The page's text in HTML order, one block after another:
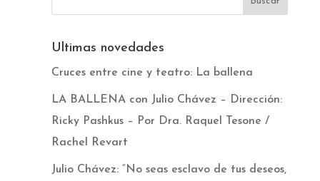
Ultimas novedades
Cruces entre cine y teatro: La ballena
LA BALLENA con Julio Chávez – Dirección:
Ricky Pashkus – Por Dra. Raquel Tesone /
Rachel Revart
Julio Chávez: “No seas esclavo de tus deseos,